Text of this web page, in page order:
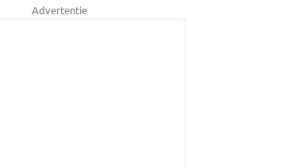
Advertentie